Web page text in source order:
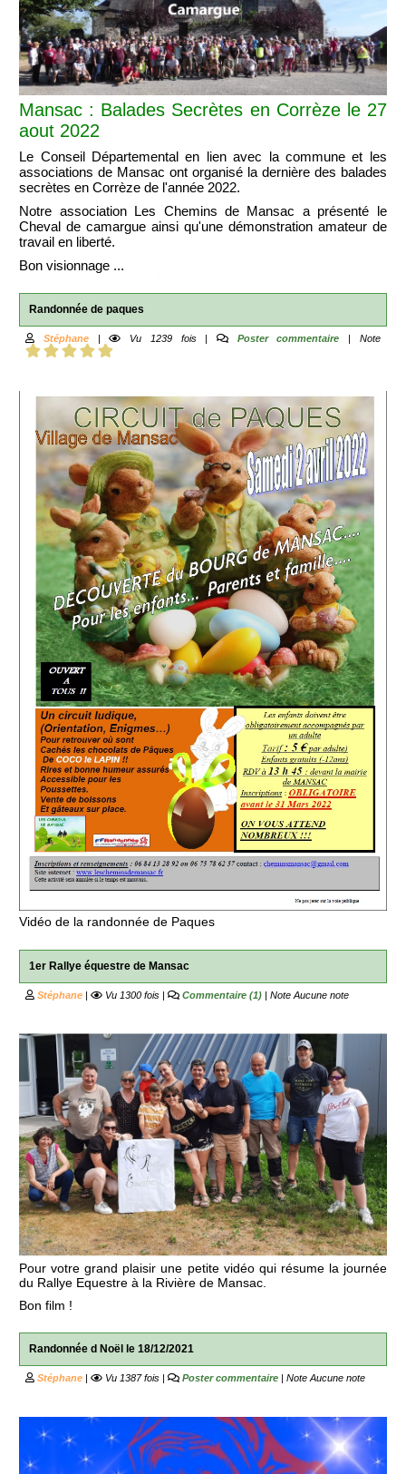
Mansac : Balades Secrètes en Corrèze le 27
aout 2022
Le Conseil Départemental en lien avec la commune et les
associations de Mansac ont organisé la dernière des balades
secrètes en Corrèze de l'année 2022.
Notre association Les Chemins de Mansac a présenté le
Cheval de camargue ainsi qu'une démonstration amateur de
travail en liberté.
Bon visionnage ...
Randonnée de paques
Stéphane| Vu 1239 fois | Poster commentaire | Note
Vidéo de la randonnée de Paques
1er Rallye équestre de Mansac
Stéphane | Vu 1300 fois | Commentaire (1) | NoteAucune note
Pour votre grand plaisir une petite vidéo qui résume la journée
du Rallye Equestre à la Rivière de Mansac.
Bon film !
Randonnée d Noël le 18/12/2021
Stéphane | Vu 1387 fois | Poster commentaire | NoteAucune note